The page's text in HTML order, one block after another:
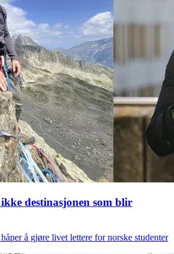
destinasjonen som blir
å gjøre livet lettere for norske studenter